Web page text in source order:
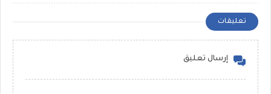
تعليقات
إرسال تعليق